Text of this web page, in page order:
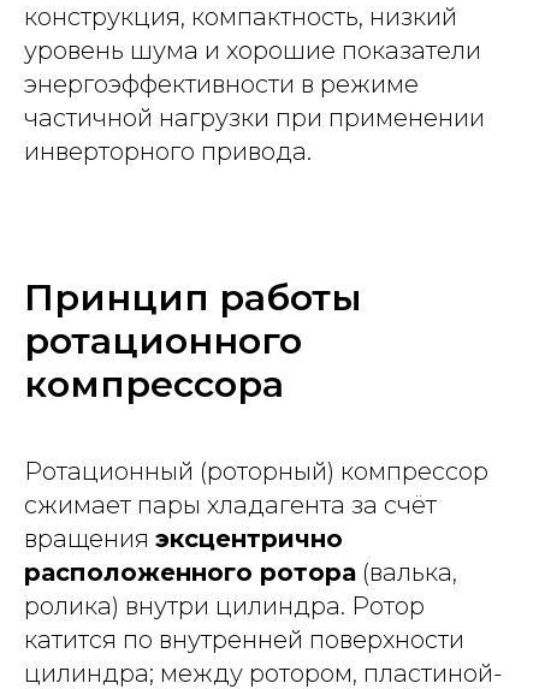
конструкция, компактность, низкий
уровень шума и хорошие показатели
энергоэффективности в режиме
частичной нагрузки при применении
инверторного привода.
Принцип работы
ротационного
компрессора
Ротационный (роторный) компрессор
сжимает пары хладагента за счёт
вращения эксцентрично
расположенного ротора (валька,
ролика) внутри цилиндра. Ротор
катится по внутренней поверхности
цилиндра; между ротором, пластиной-